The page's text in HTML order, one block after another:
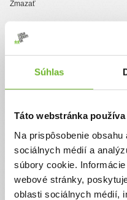
Súhlas
Táto webstránka
Na prispôsobenie
sociálnych médií a
súbory cookie.
webové stránky,
oblasti sociálnych médií,
sprostredkovať dary v
pokryť prevádzkové
organizácie.
Suma